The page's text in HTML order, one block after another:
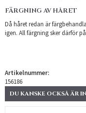
FÄRGNING AV HÅRET
Då håret redan är
igen. All färgning sker därför
Artikelnummer:
156186
DU KANSKE OCKSÅ ÄR